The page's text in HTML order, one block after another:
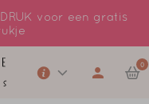
voor een gratis
0